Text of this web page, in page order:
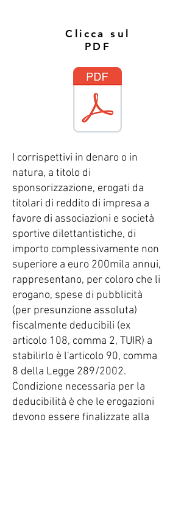
Clicca sul
PDF
I corrispettivi in denaro o in
natura, a titolo di
sponsorizzazione, erogati da
titolari di reddito di impresa a
favore di associazioni e società
sportive dilettantistiche, di
importo complessivamente non
superiore a euro 200mila annui,
rappresentano, per coloro che li
erogano, spese di pubblicità
(per presunzione assoluta)
fiscalmente deducibili (ex
articolo 108, comma 2, TUIR) a
stabilirlo è l'articolo 90, comma
8 della Legge 289/2002.
Condizione necessaria per la
deducibilità è che le erogazioni
devono essere finalizzate alla